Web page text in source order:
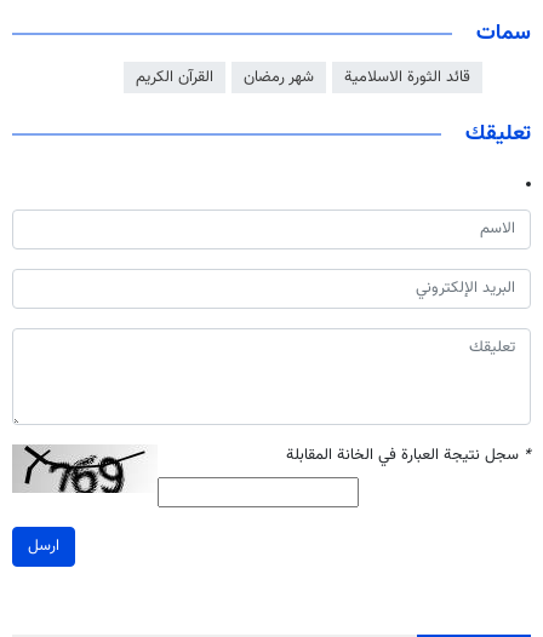
سمات
قائد الثورة الاسلامية شهر رمضان القرآن الكريم
تعليقك
* سجل نتيجة العبارة في الخانة المقابلة
ارسل